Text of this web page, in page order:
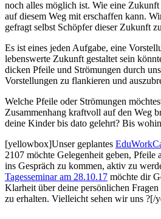
noch alles möglich ist. Wie eine Zukunft
auf diesem Weg mit erschaffen kann.
gefragt selbst Schöpfer dieser Zukunft
Es ist eines jeden Aufgabe, eine
lebenswerte Zukunft gestaltet sein
dicken Pfeile und Strömungen durch
Vorstellungen zu flankieren und
Welche Pfeile oder Strömungen
Zusammenhang kraftvoll auf den Weg
deine Kinder bis dato gelehrt? Bis
[yellowbox]Unser geplantes
2107 möchte Gelegenheit geben, Pfeile
ins Gespräch zu kommen, aktiv zu
Tagesseminar am 28.10.17 möchte dir
Klarheit über deine persönlichen
zu erhalten. Vielleicht sehen wir uns ?[/